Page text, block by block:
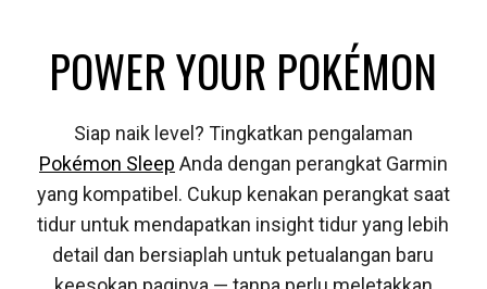
POWER YOUR POKÉMON
Siap naik level? Tingkatkan pengalaman
Pokémon Sleep Anda dengan perangkat Garmin
yang kompatibel. Cukup kenakan perangkat saat
tidur untuk mendapatkan insight tidur yang lebih
detail dan bersiaplah untuk petualangan baru